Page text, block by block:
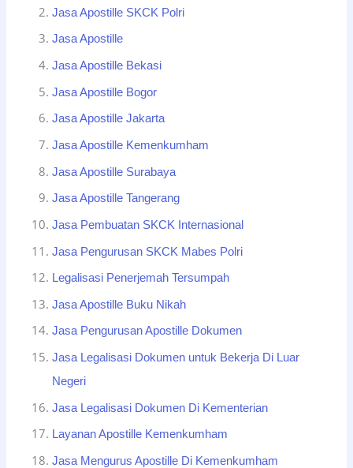
Jasa Apostille SKCK Polri
Jasa Apostille
Jasa Apostille Bekasi
Jasa Apostille Bogor
Jasa Apostille Jakarta
Jasa Apostille Kemenkumham
Jasa Apostille Surabaya
Jasa Apostille Tangerang
Jasa Pembuatan SKCK Internasional
Jasa Pengurusan SKCK Mabes Polri
Legalisasi Penerjemah Tersumpah
Jasa Apostille Buku Nikah
Jasa Pengurusan Apostille Dokumen
Jasa Legalisasi Dokumen untuk Bekerja Di Luar
Negeri
Jasa Legalisasi Dokumen Di Kementerian
Layanan Apostille Kemenkumham
Jasa Mengurus Apostille Di Kemenkumham